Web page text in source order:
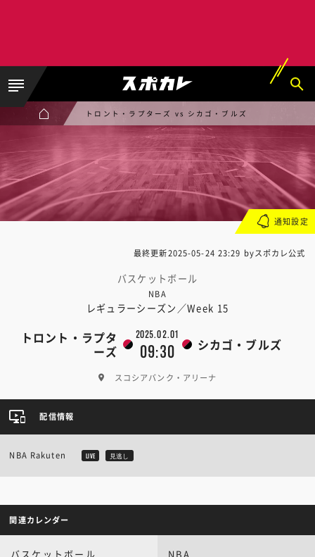
トロント・ラプターズ vs シカゴ・ブルズ
最終更新2025-05-24 23:29 byスポカレ公式
バスケットボール
NBA
レギュラーシーズン／Week 15
トロント・ラプタ
ーズ
2025.02.01
09:30 シカゴ・ブルズ
スコシアバンク・アリーナ
通知設定
配信情報
NBA Rakuten LIVE 見逃し
関連カレンダー
バスケットボール NBA